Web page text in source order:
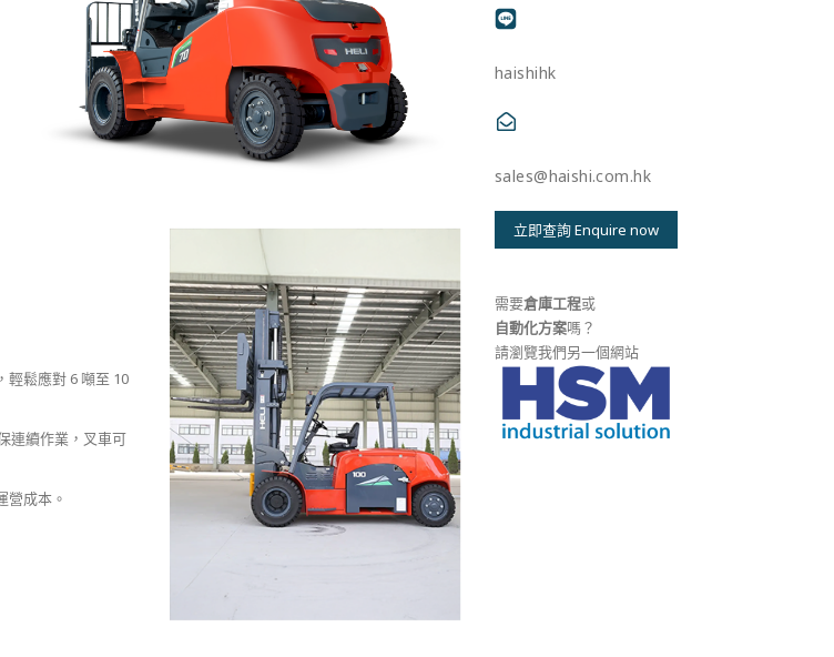
輕鬆應對 6 噸至 10
連續作業，叉車可
營成本。
haishihk
sales@haishi.com.hk
立即查詢 Enquire now
需要倉庫工程或
自動化方案嗎？
請瀏覽我們另一個網站